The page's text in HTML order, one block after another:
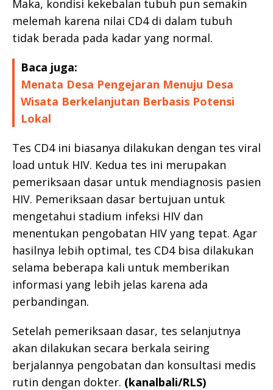
Maka, kondisi kekebalan tubuh pun semakin
melemah karena nilai CD4 di dalam tubuh
tidak berada pada kadar yang normal.
Baca juga:
Menata Desa Pengejaran Menuju Desa
Wisata Berkelanjutan Berbasis Potensi
Lokal
Tes CD4 ini biasanya dilakukan dengan tes viral
load untuk HIV. Kedua tes ini merupakan
pemeriksaan dasar untuk mendiagnosis pasien
HIV. Pemeriksaan dasar bertujuan untuk
mengetahui stadium infeksi HIV dan
menentukan pengobatan HIV yang tepat. Agar
hasilnya lebih optimal, tes CD4 bisa dilakukan
selama beberapa kali untuk memberikan
informasi yang lebih jelas karena ada
perbandingan.
Setelah pemeriksaan dasar, tes selanjutnya
akan dilakukan secara berkala seiring
berjalannya pengobatan dan konsultasi medis
rutin dengan dokter. (kanalbali/RLS)